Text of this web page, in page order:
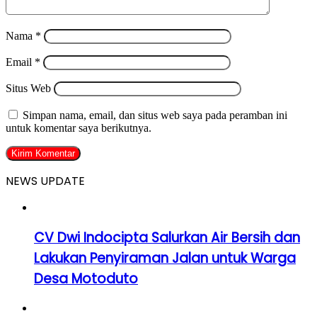
Nama *
Email *
Situs Web
Simpan nama, email, dan situs web saya pada peramban ini
untuk komentar saya berikutnya.
NEWS UPDATE
CV Dwi Indocipta Salurkan Air Bersih dan
Lakukan Penyiraman Jalan untuk Warga
Desa Motoduto